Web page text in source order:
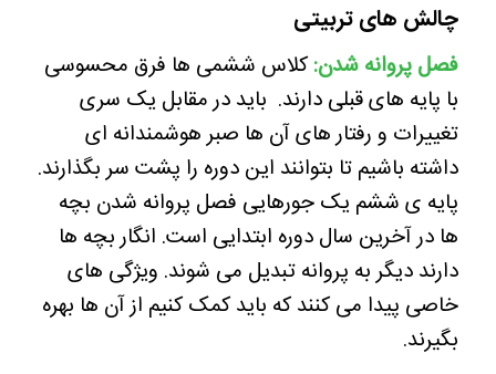
چالش های تربیتی
فصل پروانه شدن:کلاس ششمی ها فرق محسوسی
با پایه های قبلی دارند. باید در مقابل یک سری
تغییرات و رفتار های آن ها صبر هوشمندانه ای
داشته باشیم تا بتوانند این دوره را پشت سر بگذارند.
پایه ی ششم یک جورهایی فصل پروانه شدن بچه
ها در آخرین سال دوره ابتدایی است. انگار بچه ها
دارند دیگر به پروانه تبدیل می شوند. ویژگی های
خاصی پیدا می کنند که باید کمک کنیم از آن ها بهره
بگیرند.